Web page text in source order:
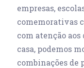
empresas,
comemorativas
com atenção
casa, podemos
combinações de